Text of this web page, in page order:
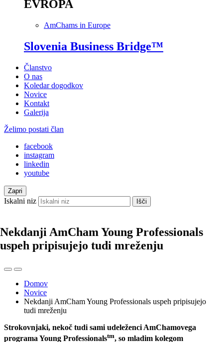
EVROPA
AmChams in Europe
Slovenia Business Bridge™
Članstvo
O nas
Koledar dogodkov
Novice
Kontakt
Galerija
Želimo postati član
facebook
instagram
linkedin
youtube
Zapri
Iskalni niz Išči
Nekdanji AmCham Young Professionals
uspeh pripisujejo tudi mreženju
Domov
Novice
Nekdanji AmCham Young Professionals uspeh pripisujejo
tudi mreženju
Strokovnjaki, nekoč tudi sami udeleženci AmChamovega
programa Young Professionalstm, so mladim kolegom